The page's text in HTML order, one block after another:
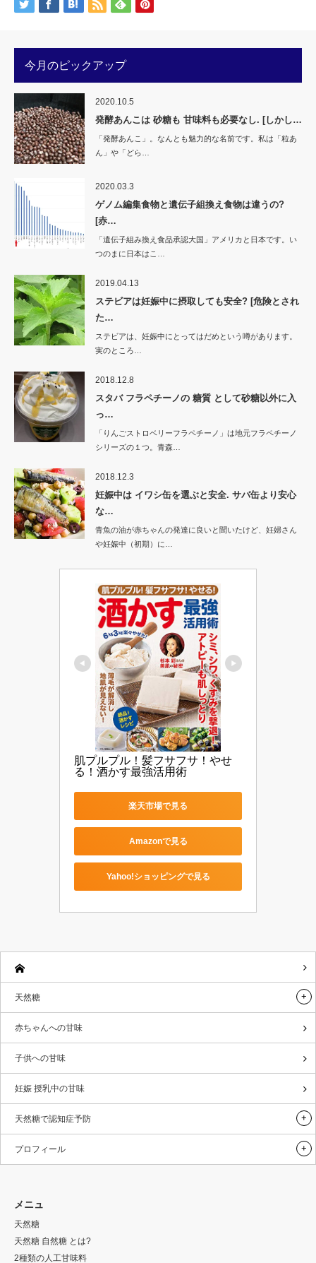
ド
ウ
で
き
ま
す)
ク
さ
(新
い
ウ
ン
ド
ウ
で
開
き
ま
今月のピックアップ
2020.10.5
発酵あんこは 砂糖も 甘味料も必要なし. [しかし…
「発酵あんこ」。なんとも魅力的な名前です。私は「粒あ
ん」や「どら…
2020.03.3
ゲノム編集食物と遺伝子組換え食物は違うの?
[赤…
「遺伝子組み換え食品承認大国」アメリカと日本です。い
つのまに日本はこ…
2019.04.13
ステビアは妊娠中に摂取しても安全? [危険とされ
た…
ステビアは、妊娠中にとってはだめという噂があります。
実のところ…
2018.12.8
スタバ フラペチーノの 糖質 として砂糖以外に入
っ…
「りんごストロベリーフラペチーノ」は地元フラペチーノ
シリーズの１つ。青森…
2018.12.3
妊娠中は イワシ缶を選ぶと安全. サバ缶より安心
な…
青魚の油が赤ちゃんの発達に良いと聞いたけど、妊婦さん
や妊娠中（初期）に…
肌プルプル！髪フサフサ！やせ
る！酒かす最強活用術
楽天市場で見る
Amazonで見る
Yahoo!ショッピングで見る
天然糖
赤ちゃんへの甘味
子供への甘味
妊娠 授乳中の甘味
天然糖で認知症予防
プロフィール
メニュ
天然糖
天然糖 自然糖 とは?
2種類の人工甘味料